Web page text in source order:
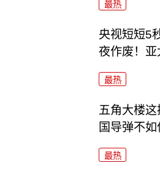
最热
央视短短5
夜作废！亚
最热
五角大楼
国导弹不如
最热